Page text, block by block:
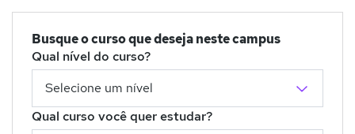
Busque o curso que deseja neste campus
Qual nível do curso?
Qual curso você quer estudar?